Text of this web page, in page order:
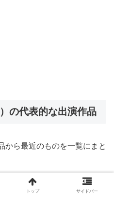
の代表的な出演作品
から最近のものを一覧にまと
開予定）のものも含まれま
トップ サイドバー